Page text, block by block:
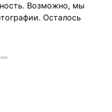
Возможно, мы
Осталось